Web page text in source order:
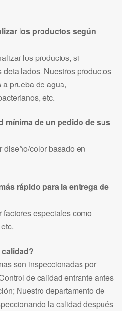
los productos según
los productos, si
detallados. Nuestros productos
prueba de agua,
etc.
mínima de un pedido de sus
diseño/color basado en
rápido para la entrega de
factores especiales como
son inspeccionadas por
de calidad entrante antes
Nuestro departamento de
la calidad después